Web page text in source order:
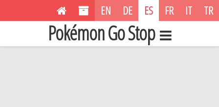
EN DE ES FR IT TR
Pokémon Go Stop